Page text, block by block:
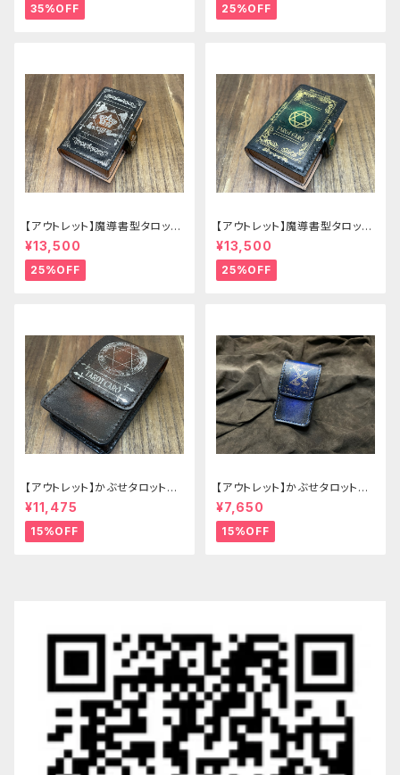
35%OFF 25%OFF
【アウトレット】魔導書型タロット
カードケース Grimoire mini
茶の書
¥13,500
25%OFF
【アウトレット】魔導書型タロット
カードケース Grimoire mini
緑の書
¥13,500
25%OFF
【アウトレット】かぶせタロットケ
ース -Hermit- ゴシックブラウ
ン
¥11,475
15%OFF
【アウトレット】かぶせタロットケ
ース -Hermit- mini ゴシックブ
ルー
¥7,650
15%OFF